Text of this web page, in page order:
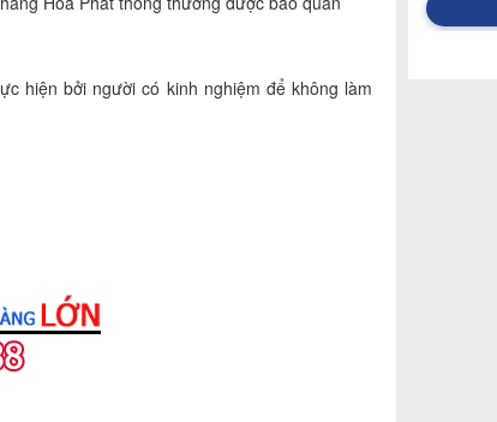
hiện bởi người có kinh nghiệm để không làm